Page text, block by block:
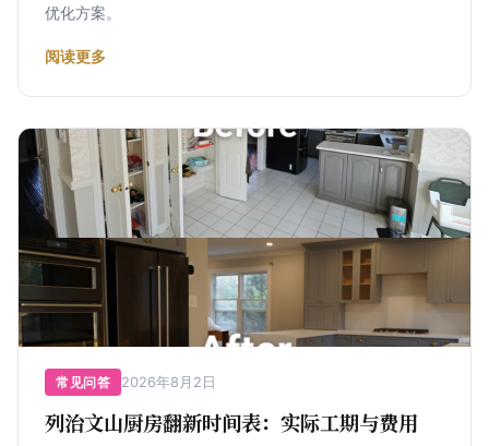
优化方案。
阅读更多
常见问答 2026年8月2日
列治文山厨房翻新时间表：实际工期与费用